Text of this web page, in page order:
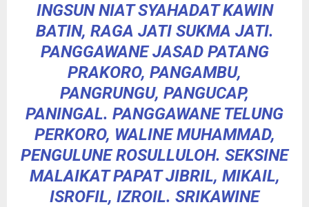
INGSUN NIAT SYAHADAT KAWIN
BATIN, RAGA JATI SUKMA JATI.
PANGGAWANE JASAD PATANG
PRAKORO, PANGAMBU,
PANGRUNGU, PANGUCAP,
PANINGAL. PANGGAWANE TELUNG
PERKORO, WALINE MUHAMMAD,
PENGULUNE ROSULLULOH. SEKSINE
MALAIKAT PAPAT JIBRIL, MIKAIL,
ISROFIL, IZROIL. SRIKAWINE